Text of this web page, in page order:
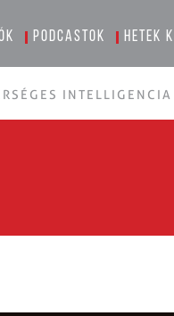
Podcastok Hetek
INTELLIGENCIA